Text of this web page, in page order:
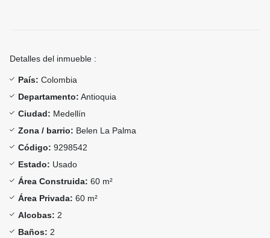
Detalles del inmueble :
País: Colombia
Departamento: Antioquia
Ciudad: Medellín
Zona / barrio: Belen La Palma
Código: 9298542
Estado: Usado
Área Construida: 60 m²
Área Privada: 60 m²
Alcobas: 2
Baños: 2